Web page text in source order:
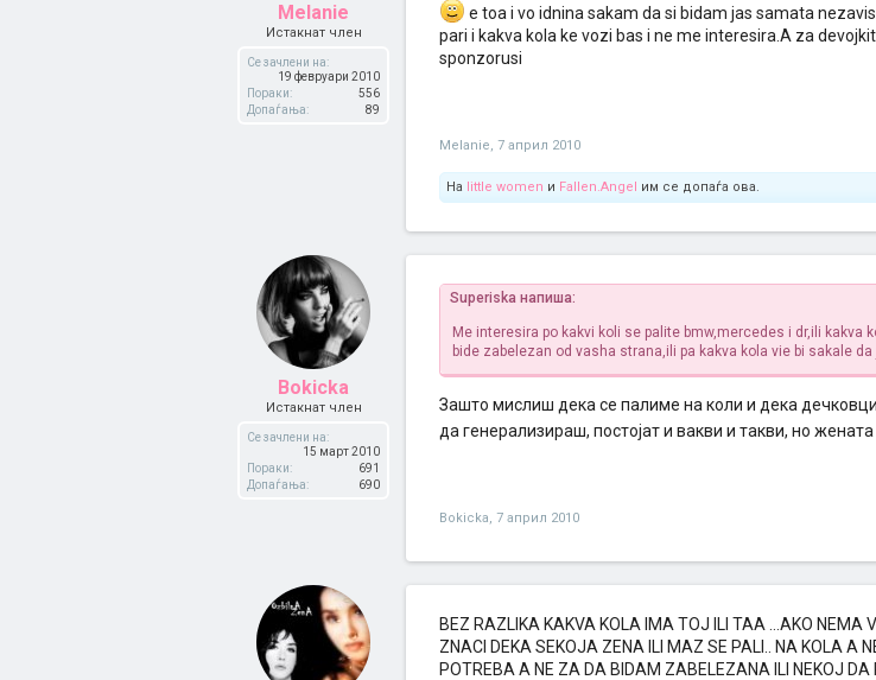
Melanie
Истакнат член
Се зачлени на:
19 февруари 2010
Пораки:
556
Допаѓања:
89
e toa i vo idnina sakam da si bidam jas samata
pari i kakva kola ke vozi bas i ne me interesira.A za
sponzorusi
Melanie, 7 април 2010
На little women и Fallen.Angel им се допаѓа ова.
Bokicka
Истакнат член
Се зачлени на:
15 март 2010
Пораки:
691
Допаѓања:
690
Superiska напиша:
Me interesira po kakvi koli se palite bmw,mercedes i dr,ili kakva
bide zabelezan od vasha strana,ili pa kakva kola vie bi sakale da
Зашто мислиш дека се палиме на коли и дека
да генерализираш, постојат и вакви и такви, но
Bokicka, 7 април 2010
BEZ RAZLIKA KAKVA KOLA IMA TOJ ILI TAA ...AKO NEMA
ZNACI DEKA SEKOJA ZENA ILI MAZ SE PALI.. NA KOLA A
POTREBA A NE ZA DA BIDAM ZABELEZANA ILI NEKOJ DA